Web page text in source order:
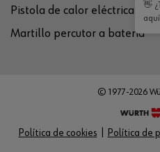
Pistola de calor eléctrica
Martillo percutor a batería
Política de cookies Política de
© 1977-2026
👋